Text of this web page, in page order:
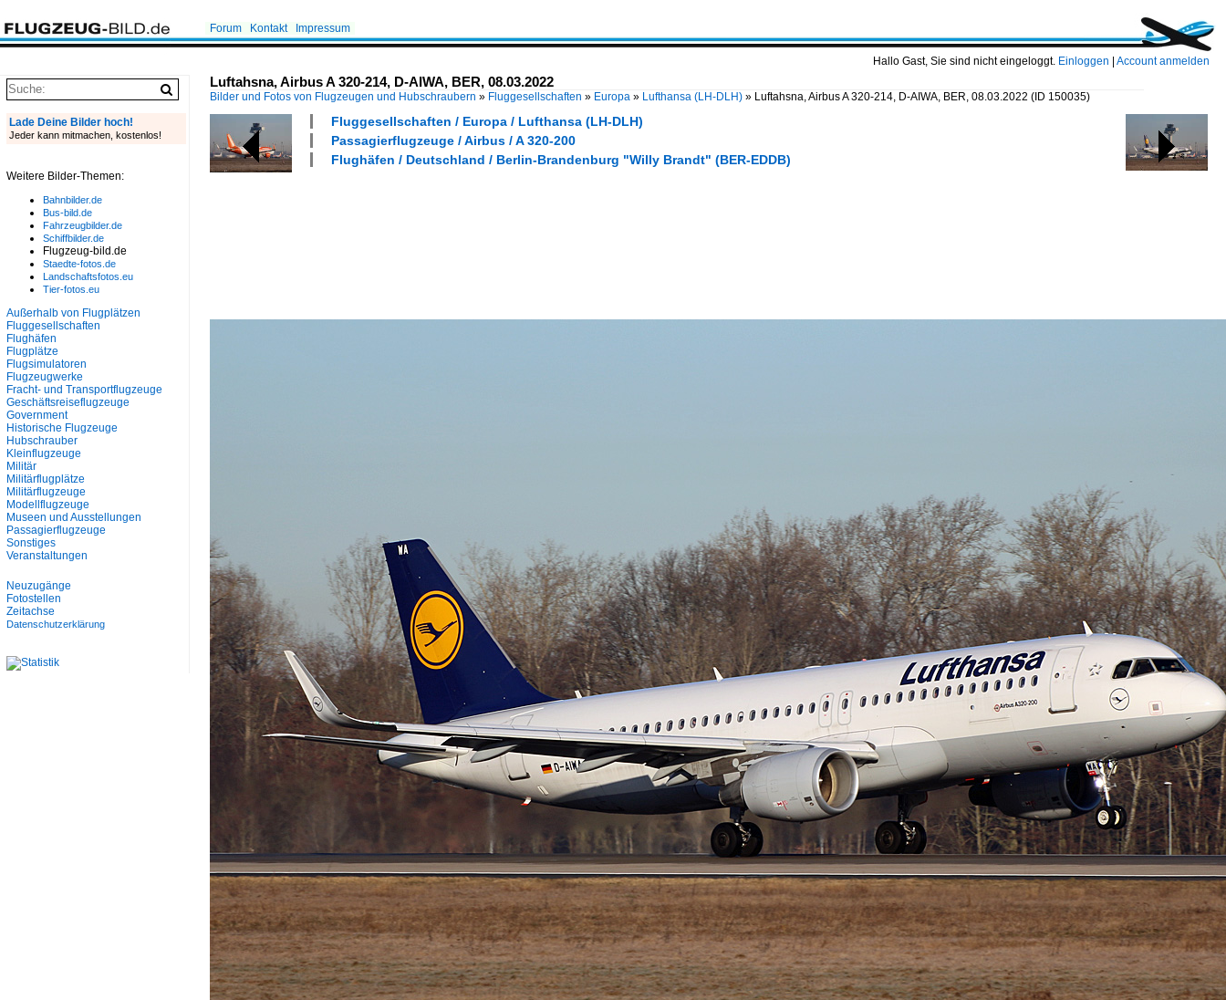
Hallo Gast, Sie sind nicht eingeloggt. Einloggen Account anmelden
Forum Kontakt Impressum
Luftahsna, Airbus A 320-214, D-AIWA, BER, 08.03.2022
Bilder und Fotos von Flugzeugen und Hubschraubern » Fluggesellschaften » Europa » Lufthansa (LH-DLH) » Luftahsna, Airbus A 320-214, D-AIWA, BER, 08.03.2022 (ID 150035)
Fluggesellschaften / Europa / Lufthansa (LH-DLH)
Passagierflugzeuge / Airbus / A 320-200
Flughäfen / Deutschland / Berlin-Brandenburg "Willy Brandt" (BER-EDDB)
Lade Deine Bilder hoch!
Jeder kann mitmachen, kostenlos!
Weitere Bilder-Themen:
Bahnbilder.de
Bus-bild.de
Fahrzeugbilder.de
Schiffbilder.de
Flugzeug-bild.de
Staedte-fotos.de
Landschaftsfotos.eu
Tier-fotos.eu
Außerhalb von Flugplätzen
Fluggesellschaften
Flughäfen
Flugplätze
Flugsimulatoren
Flugzeugwerke
Fracht- und Transportflugzeuge
Geschäftsreiseflugzeuge
Government
Historische Flugzeuge
Hubschrauber
Kleinflugzeuge
Militär
Militärflugplätze
Militärflugzeuge
Modellflugzeuge
Museen und Ausstellungen
Passagierflugzeuge
Sonstiges
Veranstaltungen
Neuzugänge
Fotostellen
Zeitachse
Datenschutzerklärung